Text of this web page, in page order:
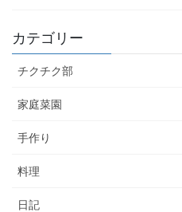
カテゴリー
チクチク部
家庭菜園
手作り
料理
日記